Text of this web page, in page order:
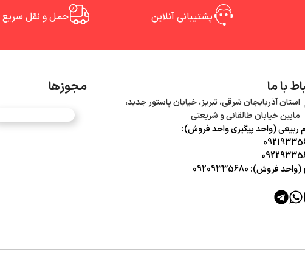
پشتیبانی آنلاین حمل و نقل سریع
با ما
استان آذربایجان شرقی، تبریز، خیابان پاستور جدید،
مابین خیابان طالقانی و شریعتی
ربیعی (واحد‌ پیگیری واحد فروش):
(واحد فروش): 09209335680
مجوزها